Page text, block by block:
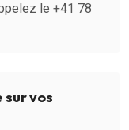
le +41 78
vos